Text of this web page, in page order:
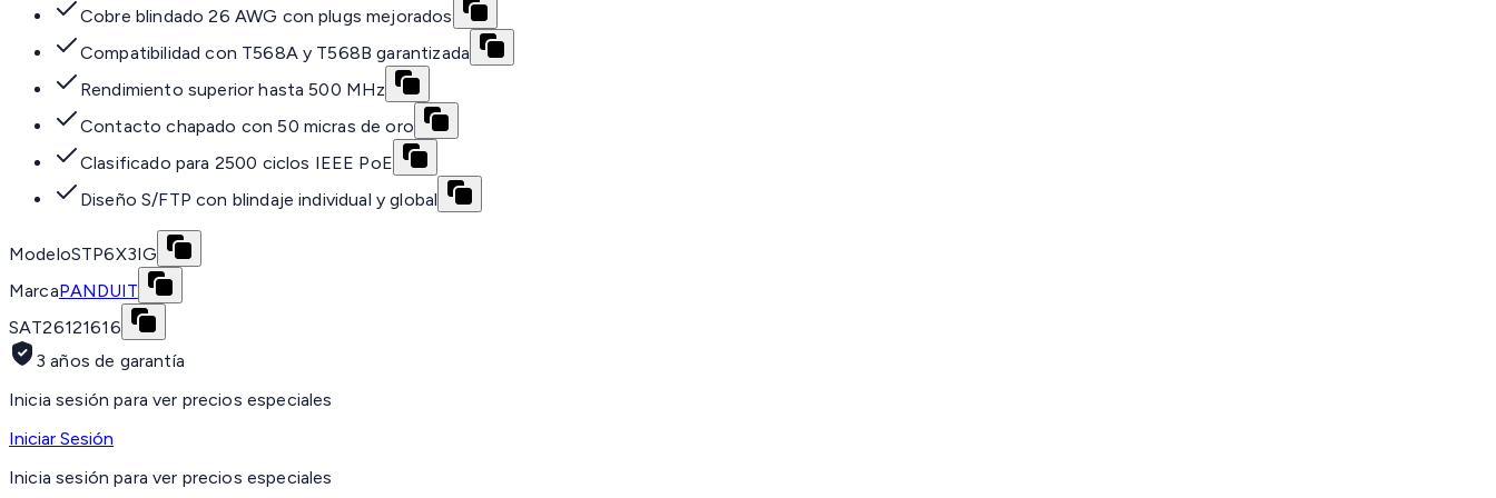
Cobre blindado 26 AWG con plugs mejorados
Compatibilidad con T568A y T568B garantizada
Rendimiento superior hasta 500 MHz
Contacto chapado con 50 micras de oro
Clasificado para 2500 ciclos IEEE PoE
Diseño S/FTP con blindaje individual y global
ModeloSTP6X3IG
MarcaPANDUIT
SAT26121616
3 años de garantía
Inicia sesión para ver precios especiales
Iniciar Sesión
Inicia sesión para ver precios especiales